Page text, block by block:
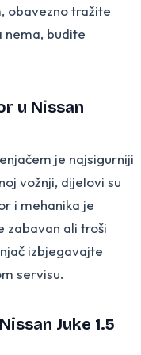
obavezno tražite
nema, budite
u Nissan
je najsigurniji
vožnji, dijelovi su
i mehanika je
zabavan ali troši
izbjegavajte
servisu.
Juke 1.5